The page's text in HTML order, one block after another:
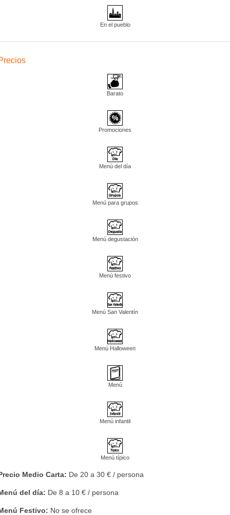
En el pueblo
Barato
Promociones
Menú del día
Menú para grupos
Menú degustación
Menú festivo
Menú San Valentín
Menú Halloween
Menú
Menú infantil
Menú típico
Medio Carta: De 20 a 30 € / persona
del día: De 8 a 10 € / persona
Festivo: No se ofrece